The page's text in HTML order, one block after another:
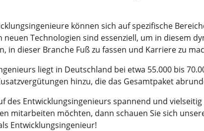
können sich auf spezifische
Technologien sind essenziell, um in diesem
in dieser Branche Fuß zu fassen und Karriere zu
liegt in Deutschland bei etwa 55.000 bis
hinzu, die das Gesamtpaket
des Entwicklungsingenieurs spannend und
mitarbeiten möchten, dann schauen Sie sich
Entwicklungsingenieur!